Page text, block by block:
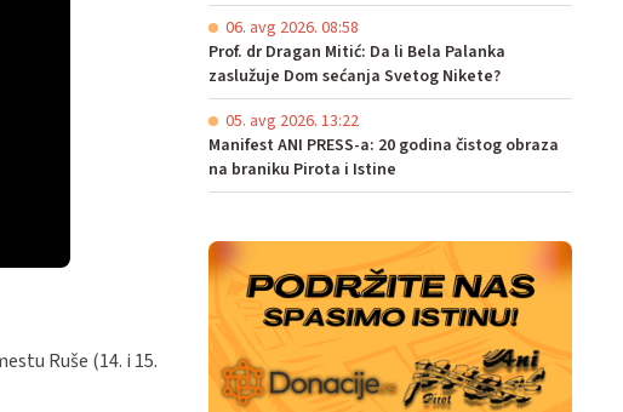
Ruše (14. i 15.
06. avg 2026. 08:58
Prof. dr Dragan Mitić: Da li Bela Palanka
zaslužuje Dom sećanja Svetog Nikete?
05. avg 2026. 13:22
Manifest ANI PRESS-a: 20 godina čistog obraza
na braniku Pirota i Istine